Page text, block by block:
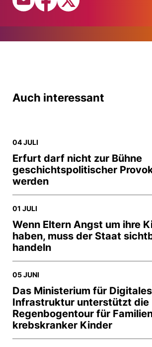
Auch interessant
04 JULI
Erfurt darf nicht zur Bühne
geschichtspolitischer
werden
01 JULI
Wenn Eltern Angst um ihre
haben, muss der Staat
handeln
05 JUNI
Das Ministerium für
Infrastruktur unterstützt die
Regenbogentour für
krebskranker Kinder